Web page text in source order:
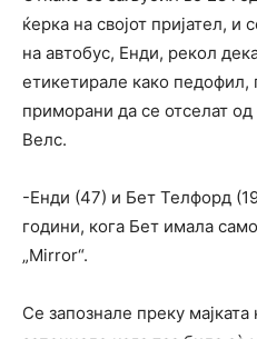
ќерка на својот пријател, и
на автобус, Енди, рекол
етикетирале како
приморани да се отселат
Велс.
-Енди (47) и Бет Телфорд
години, кога Бет имала
„Mirror“.
Се запознале преку мајката